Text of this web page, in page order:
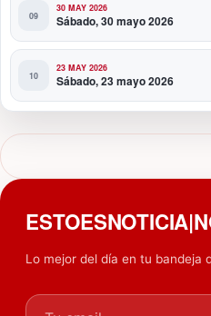
30 MAY 2026
Sábado, 30 mayo 2026
23 MAY 2026
Sábado, 23 mayo 2026
Lo mejor del día en tu bandeja
Tu email